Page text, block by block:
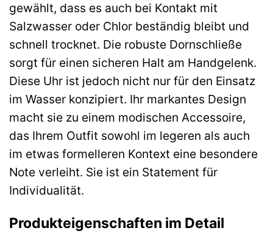
gewählt, dass es auch bei Kontakt mit
Salzwasser oder Chlor beständig bleibt und
schnell trocknet. Die robuste Dornschließe
sorgt für einen sicheren Halt am Handgelenk.
Diese Uhr ist jedoch nicht nur für den Einsatz
im Wasser konzipiert. Ihr markantes Design
macht sie zu einem modischen Accessoire,
das Ihrem Outfit sowohl im legeren als auch
im etwas formelleren Kontext eine besondere
Note verleiht. Sie ist ein Statement für
Individualität.
Produkteigenschaften im Detail